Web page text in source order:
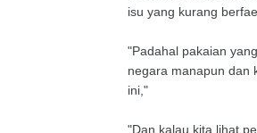
isu yang kurang
"Padahal pakaian
negara manapun dan
ini,"
"Dan kalau kita lihat